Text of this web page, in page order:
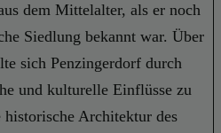
dem Mittelalter, als er noch
Siedlung bekannt war. Über
sich Penzingerdorf durch
und kulturelle Einflüsse zu
Architektur des